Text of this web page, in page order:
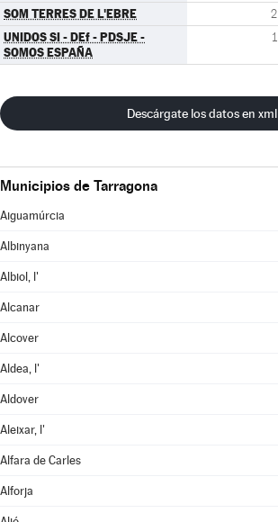
SOM TERRES DE L'EBRE 2
UNIDOS SI - DEf - PDSJE -
SOMOS ESPAÑA
1
Descárgate los datos en xml
Municipios de Tarragona
Aiguamúrcia
Albinyana
Albiol, l'
Alcanar
Alcover
Aldea, l'
Aldover
Aleixar, l'
Alfara de Carles
Alforja